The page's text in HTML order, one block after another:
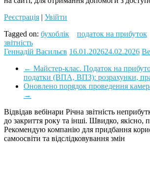
Реєстрація | Увійти
Tagged on: бухоблік податок на прибуток
звітність
Геннадій Васильєв 16.01.202624.02.2026
← Майстер-клас. Податок на
податки (ВПА, ВПЗ): розрахунки,
Оновлено порядок проведення
→
Відвідав вебінари Річна звітність
до закриття року та інші. Швидко, якісно,
Рекомендую компанію для придбання
самоосвіти та відслідковування змін